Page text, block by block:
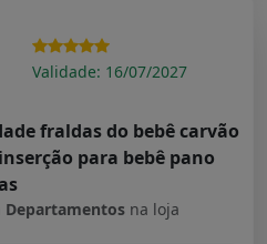
Validade: 16/07/2027
fraldas do bebê carvão
para bebê pano
Departamentos na loja